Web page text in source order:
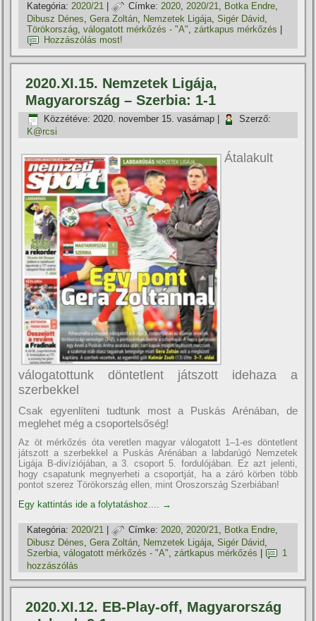
Kategória: 2020/21 | Címke: 2020,2020/21, Botka Endre,
Dibusz Dénes ,Gera Zoltán Nemzetek Ligája ,Sigér Dávid
Törökország ,válogatott mérkőzés - "A" ,zártkapus mérkőzés
Hozzászólás most!
2020.XI.15. Nemzetek Ligája,
Magyarország – Szerbia: 1-1
Közzétéve: 2020. november 15. vasárnap
Szerző:
K@rcsi
Átalakult
válogatottunk döntetlent játszott idehaza a
szerbekkel
Csak egyenlíteni tudtunk most a Puskás Arénában, de
meglehet még a csoportelsőség!
Az öt mérkőzés óta veretlen magyar válogatott 1–1-es döntetlent
játszott a szerbekkel a Puskás Arénában a labdarúgó Nemzetek
Ligája B-divíziójában, a 3. csoport 5. fordulójában. Ez azt jelenti,
hogy csapatunk megnyerheti a csoportját, ha a záró körben több
pontot szerez Törökország ellen, mint Oroszország Szerbiában!
Egy kattintás ide a folytatáshoz....
→
Kategória: 2020/21 | Címke: 2020,2020/21, Botka Endre,
Dibusz Dénes ,Gera Zoltán Nemzetek Ligája ,Sigér Dávid
Szerbia,válogatott mérkőzés - "A",zártkapus mérkőzés
1
hozzászólás
2020.XI.12. EB-Play-off, Magyarország